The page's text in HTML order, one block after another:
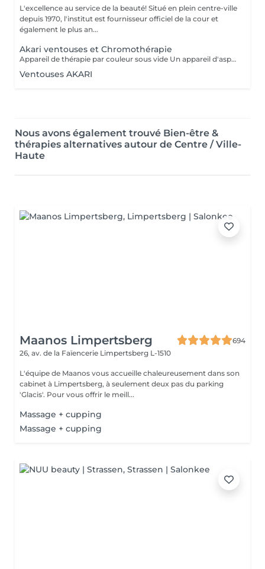
L'excellence au service de la beauté! Situé en plein centre-ville
depuis 1970, l'institut est fournisseur officiel de la cour et
également le plus an...
Akari ventouses et Chromothérapie
Appareil de thérapie par couleur sous vide Un appareil d'aspiration - complété avec 21 couleurs (barre de couleurs Akari). APPLICATIONS En cosmétique, en massage, en physiothérapie et dans le domaine médical. AVANTAGE En raison du vide, de la levée sans pression, la circulation sanguine et la lymphe sont stimulées. Ce vide est constant, finement contrôlé et réglable. Il a un train doux. Cela signifie qu'il peut également être utilisé sur les zones les plus sensibles - cicatrices, contour des yeux, lèvres, zones douloureuses ... APPLICATIONS POSSIBLES EN COSMÉTIQUE, Pour resserrer et affiner le visage (rides autour des yeux et des lèvres), cou et décolleté les bras supérieurs , ventre , hanche , cellulite DANS LE MASSAGE, drainage , réflexologie , tissu conjonctif, le drainage lymphatique , compensation des méridiens , dans les blessures sportives Pour le post-traitement des opérations faciales Possibilité d'utiliser une pyramide de cristal de roche pour faire des stimulations de couleur.
Ventouses AKARI
Nous avons également trouvé Bien-être &
thérapies alternatives autour de Centre / Ville-
Haute
Maanos Limpertsberg
694
26, av. de la Faïencerie Limpertsberg L-1510
L'équipe de Maanos vous accueille chaleureusement dans son
cabinet à Limpertsberg, à seulement deux pas du parking
'Glacis'. Pour vous offrir le meill...
Massage + cupping
Massage + cupping